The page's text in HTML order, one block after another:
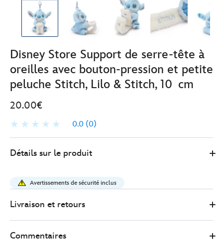
Disney Store Support de serre-tête à
oreilles avec bouton-pression et petite
peluche Stitch, Lilo & Stitch, 10 cm
20.00€
0.0 (0)
Store
20.00
support-
de-
Détails sur le produit
Avertissements de sécurité inclus
Livraison et retours
Commentaires